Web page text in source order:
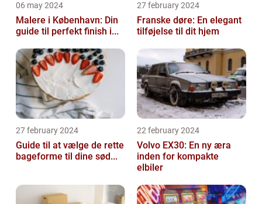
06 may 2024
Malere i København: Din
guide til perfekt finish i...
27 february 2024
Franske døre: En elegant
tilføjelse til dit hjem
27 february 2024
Guide til at vælge de rette
bageforme til dine sød...
22 february 2024
Volvo EX30: En ny æra
inden for kompakte
elbiler